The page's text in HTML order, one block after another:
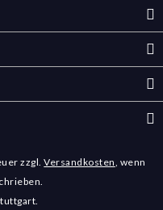
zzgl.Versandkosten , wenn